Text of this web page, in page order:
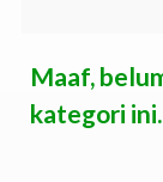
Maaf,
kategori ini.